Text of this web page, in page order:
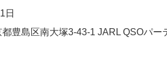
日
豊島区南大塚3-43-1 JARL QSOパー